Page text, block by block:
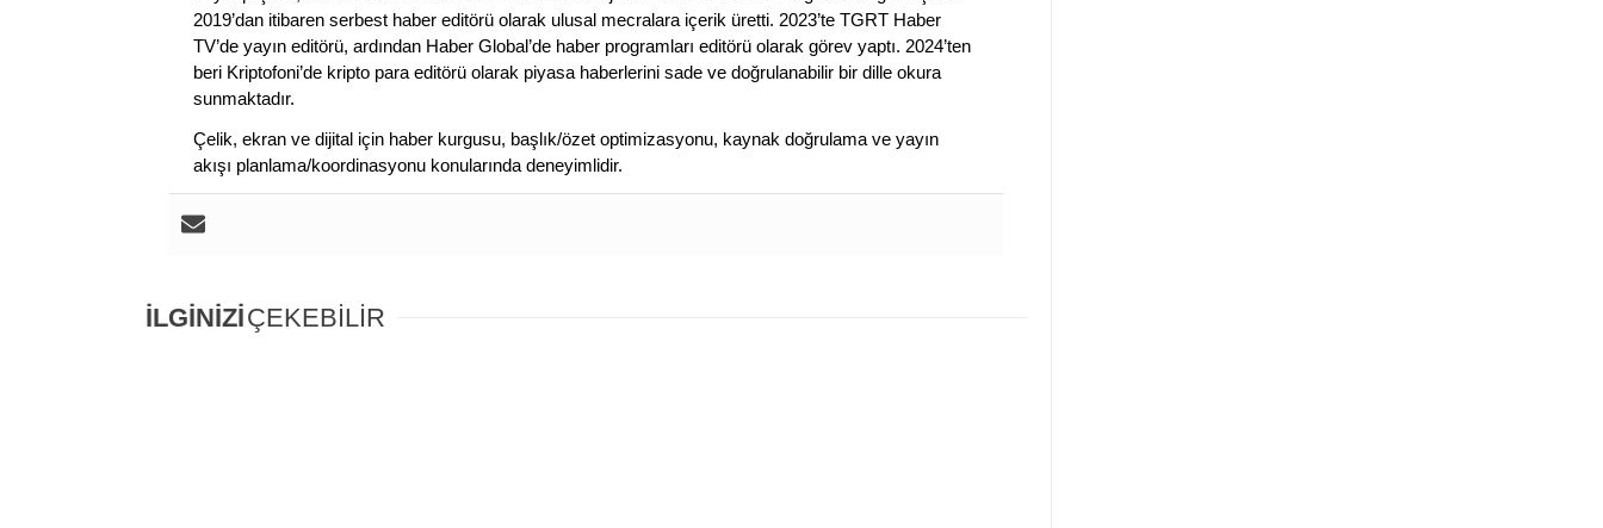
2019’dan itibaren serbest haber editörü olarak ulusal mecralara içerik üretti. 2023’te TGRT Haber
TV’de yayın editörü, ardından Haber Global’de haber programları editörü olarak görev yaptı. 2024’ten
beri Kriptofoni’de kripto para editörü olarak piyasa haberlerini sade ve doğrulanabilir bir dille okura
sunmaktadır.
Çelik, ekran ve dijital için haber kurgusu, başlık/özet optimizasyonu, kaynak doğrulama ve yayın
akışı planlama/koordinasyonu konularında deneyimlidir.
İLGİNİZİÇEKEBİLİR